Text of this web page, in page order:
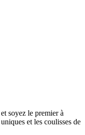
soyez le premier à
et les coulisses de